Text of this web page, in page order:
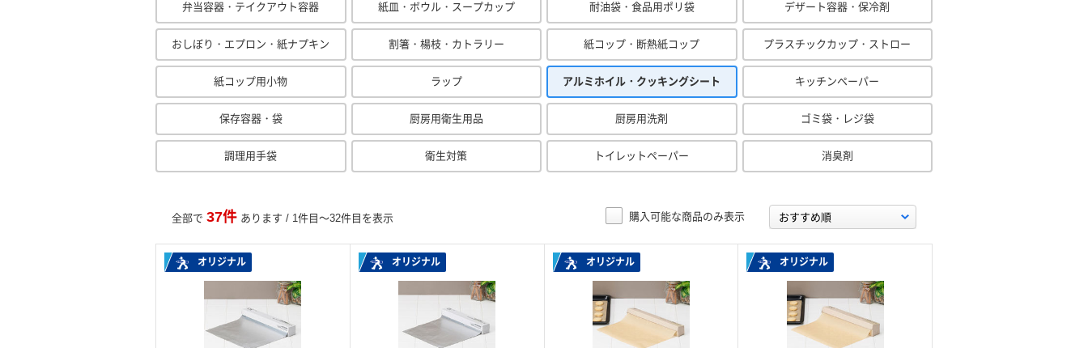
弁当容器・テイクアウト容器 紙皿・ボウル・スープカップ 耐油袋・食品用ポリ袋 デザート容器・保冷剤
おしぼり・エプロン・紙ナプキン 割箸・楊枝・カトラリー 紙コップ・断熱紙コップ プラスチックカップ・ストロー
紙コップ用小物 ラップ アルミホイル・クッキングシート キッチンペーパー
保存容器・袋 厨房用衛生用品 厨房用洗剤 ゴミ袋・レジ袋
調理用手袋 衛生対策 トイレットペーパー 消臭剤
全部で 37件 あります / 1件目～32件目を表示 購入可能な商品のみ表示
オリジナル オリジナル オリジナル オリジナル